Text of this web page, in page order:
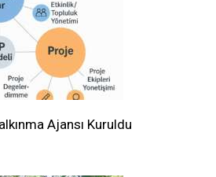
Ajansı Kuruldu